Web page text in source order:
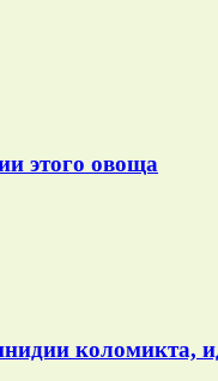
этого овоща
коломикта,